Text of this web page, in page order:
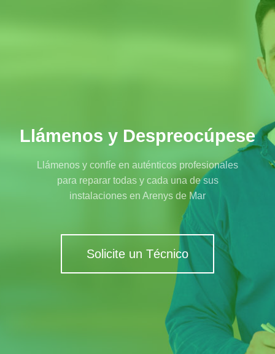
Llámenos y Despreocúpese
Llámenos y confíe en auténticos profesionales
para reparar todas y cada una de sus
instalaciones en Arenys de Mar
Solicite un Técnico